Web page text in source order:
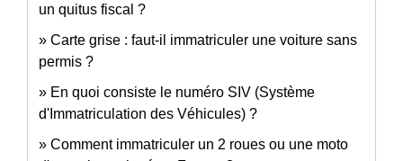
un quitus fiscal ?
Carte grise : faut-il immatriculer une voiture sans
permis ?
En quoi consiste le numéro SIV (Système
d'Immatriculation des Véhicules) ?
Comment immatriculer un 2 roues ou une moto